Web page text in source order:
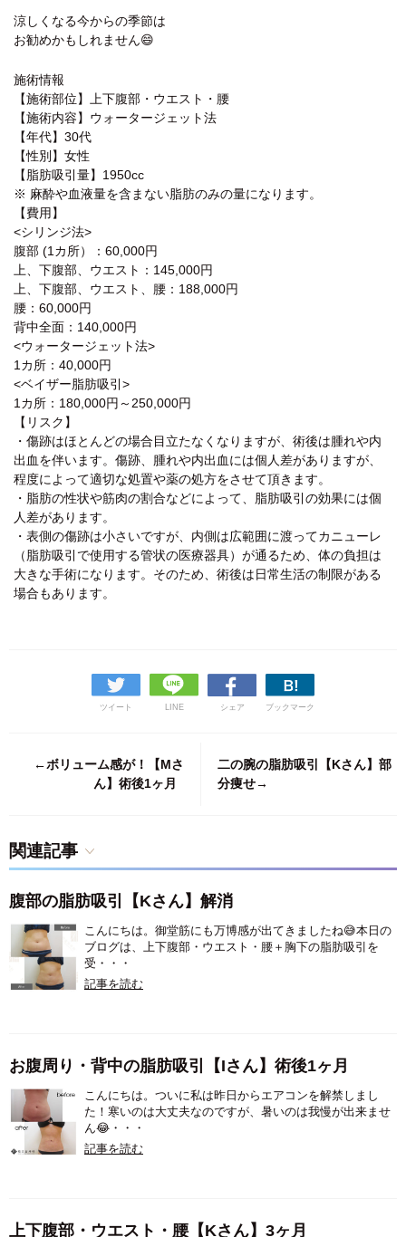
涼しくなる今からの季節は
お勧めかもしれません😄
施術情報
【施術部位】上下腹部・ウエスト・腰
【施術内容】ウォータージェット法
【年代】30代
【性別】女性
【脂肪吸引量】1950cc
※ 麻酔や血液量を含まない脂肪のみの量になります。
【費用】
<シリンジ法>
腹部 (1カ所）：60,000円
上、下腹部、ウエスト：145,000円
上、下腹部、ウエスト、腰：188,000円
腰：60,000円
背中全面：140,000円
<ウォータージェット法>
1カ所：40,000円
<ベイザー脂肪吸引>
1カ所：180,000円～250,000円
【リスク】
・傷跡はほとんどの場合目立たなくなりますが、術後は腫れや内
出血を伴います。傷跡、腫れや内出血には個人差がありますが、
程度によって適切な処置や薬の処方をさせて頂きます。
・脂肪の性状や筋肉の割合などによって、脂肪吸引の効果には個
人差があります。
・表側の傷跡は小さいですが、内側は広範囲に渡ってカニューレ
（脂肪吸引で使用する管状の医療器具）が通るため、体の負担は
大きな手術になります。そのため、術後は日常生活の制限がある
場合もあります。
ツイート LINE シェア ブックマーク
←ボリューム感が！【Mさ
ん】術後1ヶ月
二の腕の脂肪吸引【Kさん】部
分痩せ→
関連記事
腹部の脂肪吸引【Kさん】解消
こんにちは。御堂筋にも万博感が出てきましたね😅本日の
ブログは、上下腹部・ウエスト・腰＋胸下の脂肪吸引を
受・・・
記事を読む
お腹周り・背中の脂肪吸引【Iさん】術後1ヶ月
こんにちは。ついに私は昨日からエアコンを解禁しまし
た！寒いのは大丈夫なのですが、暑いのは我慢が出来ませ
ん😂・・・
記事を読む
上下腹部・ウエスト・腰【Kさん】3ヶ月